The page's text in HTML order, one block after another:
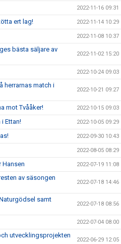
2022-11-16 09:31
ert lag! 2022-11-14 10:29
2022-11-08 10:37
bästa säljare av
2022-11-02 15:20
2022-10-24 09:03
herrarnas match i
2022-10-21 09:27
mot Tvååker! 2022-10-15 09:03
Ettan! 2022-10-05 09:29
2022-09-30 10:43
2022-08-05 08:29
Hansen 2022-07-19 11:08
av säsongen
2022-07-18 14:46
samt
2022-07-18 08:56
2022-07-04 08:00
utvecklingsprojekten
2022-06-29 12:05